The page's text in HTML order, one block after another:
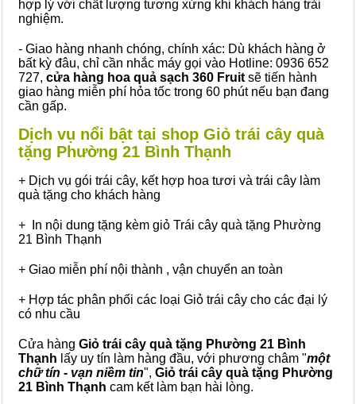
hợp lý với chất lượng tương xứng khi khách hàng trải
nghiệm.
- Giao hàng nhanh chóng, chính xác: Dù khách hàng ở
bất kỳ đâu, chỉ cần nhắc máy gọi vào Hotline: 0936 652
727, cửa hàng hoa quả sạch 360 Fruit sẽ tiến hành
giao hàng miễn phí hỏa tốc trong 60 phút nếu bạn đang
cần gấp.
Dịch vụ nổi bật tại shop Giỏ trái cây quà
tặng Phường 21 Bình Thạnh
+ Dịch vụ gói trái cây, kết hợp hoa tươi và trái cây làm
quà tặng cho khách hàng
+ In nội dung tặng kèm giỏ Trái cây quà tặng Phường
21 Bình Thạnh
+ Giao miễn phí nội thành , vận chuyển an toàn
+ Hợp tác phân phối các loại Giỏ trái cây cho các đại lý
có nhu cầu
Cửa hàng Giỏ trái cây quà tặng Phường 21 Bình
Thạnh lấy uy tín làm hàng đầu, với phương châm "một
chữ tín - vạn niềm tin", Giỏ trái cây quà tặng Phường
21 Bình Thạnh cam kết làm bạn hài lòng.